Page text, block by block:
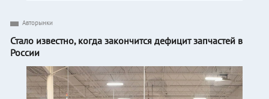
Авторынки
Стало известно, когда закончится дефицит запчастей в
России